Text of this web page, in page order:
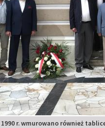
r. wmurowano również